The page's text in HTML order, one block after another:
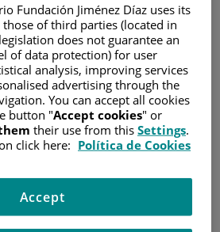
PACIENTE
Y SOPORTE AL PACIENTE
HEMATOLÓGICAS
Fundación Jiménez Díaz uses its
of third parties (located in
does not guarantee an
of data protection) for user
analysis, improving services
advertising through the
You can accept all cookies
button "Accept cookies" or
their use from this Settings.
click here: Política de Cookies
Accept